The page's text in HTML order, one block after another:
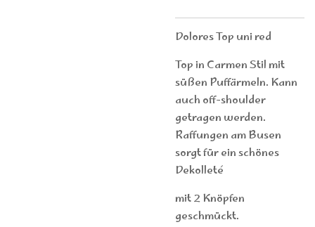
Dolores Top uni red
Top in Carmen Stil mit
süßen Puffärmeln. Kann
auch off-shoulder
getragen werden.
Raffungen am Busen
sorgt für ein schönes
Dekolleté
mit 2 Knöpfen
geschmückt.